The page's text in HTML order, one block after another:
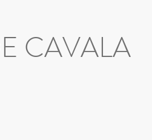
CAVALA